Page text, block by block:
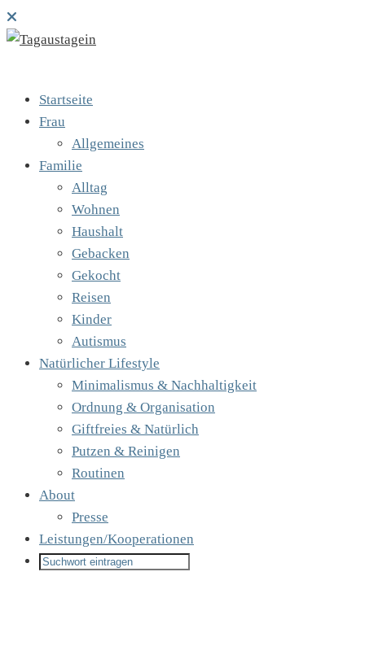
Startseite
Frau
Allgemeines
Familie
Alltag
Wohnen
Haushalt
Gebacken
Gekocht
Reisen
Kinder
Autismus
Natürlicher Lifestyle
Minimalismus & Nachhaltigkeit
Ordnung & Organisation
Giftfreies & Natürlich
Putzen & Reinigen
Routinen
About
Presse
Leistungen/Kooperationen